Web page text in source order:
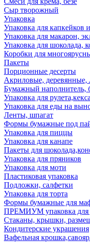
Сыр творожный
Упаковка
Упаковка для
Упаковка для макарон,
Упаковка для шоколада,
Коробки для
Пакеты
Порционные десерты
Акриловые,
Бумажный наполнитель,
Упаковка для рулета,кекса
Упаковка для еды на
Ленты, шпагат
Формы бумажные под
Упаковка для пиццы
Упаковка для канапе
Пакеты для
Упаковка для пряников
Упаковка для моти
Пластиковая упаковка
Подложки, салфетки
Упаковка для торта
Формы бумажные для
ПРЕМИУМ упаковка для
Стаканы, крышки,
Кондитерские украшения
Вафельная